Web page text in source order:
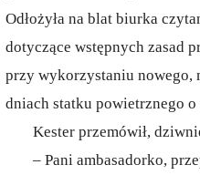
Odłożyła na blat biurka
dotyczące wstępnych zasad
przy wykorzystaniu nowego,
dniach statku powietrznego
Kester przemówił,
– Pani ambasadorko,